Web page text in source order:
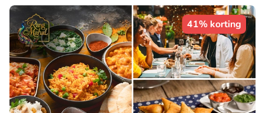
41% korting